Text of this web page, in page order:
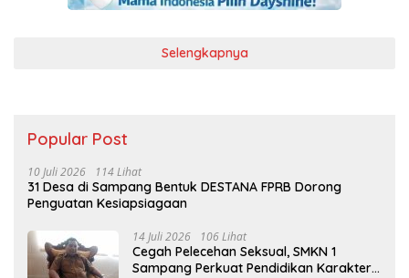
Selengkapnya
Popular Post
10 Juli 2026 114 Lihat
31 Desa di Sampang Bentuk DESTANA FPRB Dorong
Penguatan Kesiapsiagaan
14 Juli 2026 106 Lihat
Cegah Pelecehan Seksual, SMKN 1
Sampang Perkuat Pendidikan Karakter